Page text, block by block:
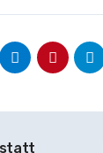
statt